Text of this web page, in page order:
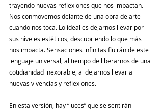
trayendo nuevas reflexiones que nos impactan.
Nos conmovemos delante de una obra de arte
cuando nos toca. Lo ideal es dejarnos llevar por
sus niveles estéticos, descubriendo lo que más
nos impacta. Sensaciones infinitas fluirán de este
lenguaje universal, al tiempo de liberarnos de una
cotidianidad inexorable, al dejarnos llevar a
nuevas vivencias y reflexiones.
En esta versión, hay “luces” que se sentirán